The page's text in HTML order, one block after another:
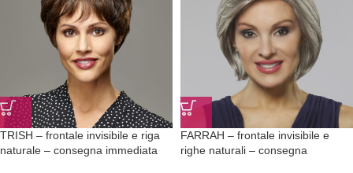
TRISH – frontale invisibile e riga
naturale – consegna immediata
FARRAH – frontale invisibile e
righe naturali – consegna